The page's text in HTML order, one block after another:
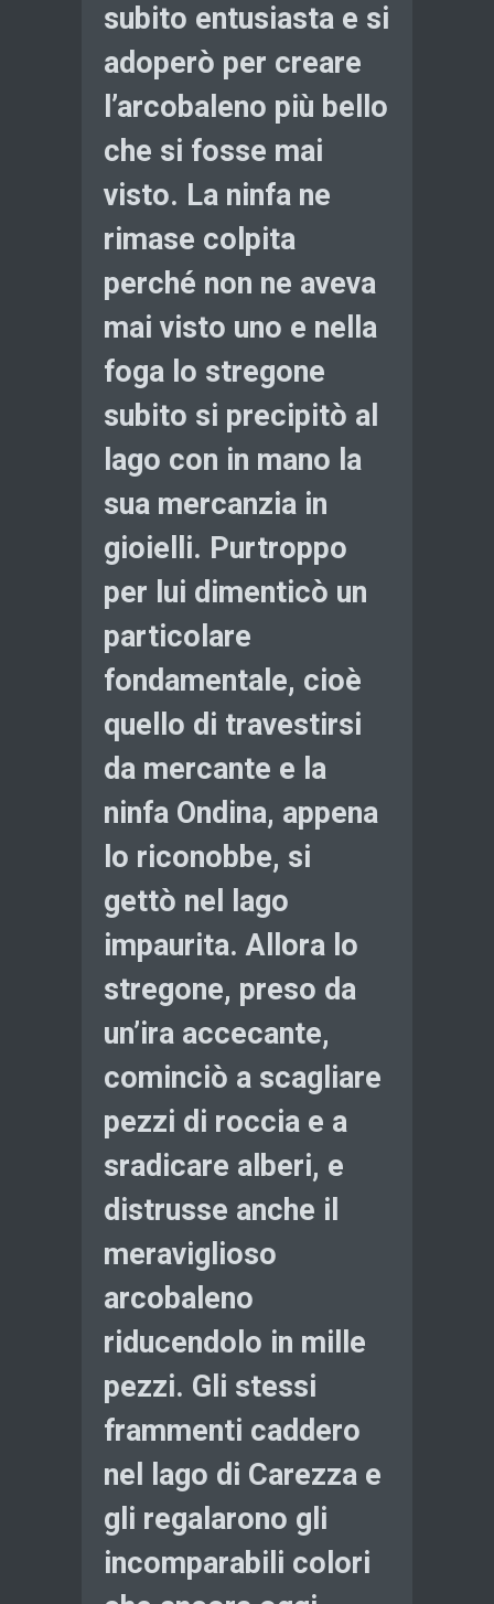
subito entusiasta e si
adoperò per creare
l’arcobaleno più bello
che si fosse mai
visto. La ninfa ne
rimase colpita
perché non ne aveva
mai visto uno e nella
foga lo stregone
subito si precipitò al
lago con in mano la
sua mercanzia in
gioielli. Purtroppo
per lui dimenticò un
particolare
fondamentale, cioè
quello di travestirsi
da mercante e la
ninfa Ondina, appena
lo riconobbe, si
gettò nel lago
impaurita. Allora lo
stregone, preso da
un’ira accecante,
cominciò a scagliare
pezzi di roccia e a
sradicare alberi, e
distrusse anche il
meraviglioso
arcobaleno
riducendolo in mille
pezzi. Gli stessi
frammenti caddero
nel lago di Carezza e
gli regalarono gli
incomparabili colori